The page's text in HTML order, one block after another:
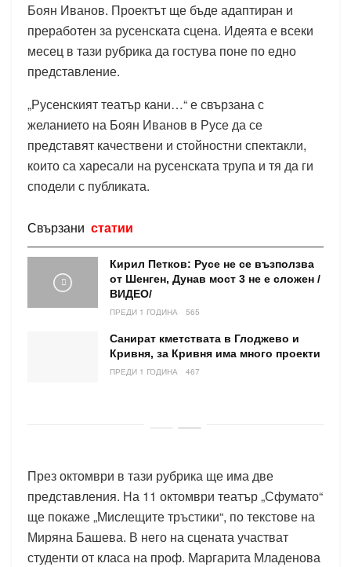
Боян Иванов. Проектът ще бъде адаптиран и
преработен за русенската сцена. Идеята е всеки
месец в тази рубрика да гостува поне по едно
представление.
„Русенският театър кани…“ е свързана с
желанието на Боян Иванов в Русе да се
представят качествени и стойностни спектакли,
които са харесали на русенската трупа и тя да ги
сподели с публиката.
Свързани статии
Кирил Петков: Русе не се възползва
от Шенген, Дунав мост 3 не е сложен /
ВИДЕО/
ПРЕДИ 1 ГОДИНА 565
Санират кметствата в Глоджево и
Кривня, за Кривня има много проекти
ПРЕДИ 1 ГОДИНА 467
През октомври в тази рубрика ще има две
представления. На 11 октомври театър „Сфумато“
ще покаже „Мислещите тръстики“, по текстове на
Миряна Башева. В него на сцената участват
студенти от класа на проф. Маргарита Младенова